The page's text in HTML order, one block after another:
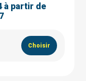
à partir de
Choisir